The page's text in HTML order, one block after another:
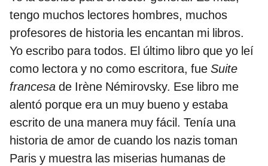
tengo muchos lectores hombres, muchos
profesores de historia les encantan mi libros.
Yo escribo para todos. El último libro que yo leí
como lectora y no como escritora, fue Suite
francesa de Irène Némirovsky. Ese libro me
alentó porque era un muy bueno y estaba
escrito de una manera muy fácil. Tenía una
historia de amor de cuando los nazis toman
Paris y muestra las miserias humanas de